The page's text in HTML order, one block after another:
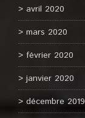
avril 2020
mars 2020
février 2020
janvier 2020
décembre 2019